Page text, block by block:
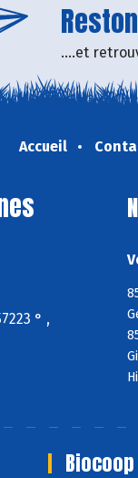
....et
Accueil
° ,